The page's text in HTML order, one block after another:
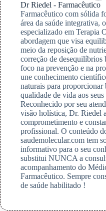
Dr Riedel - Farmacêutico
Farmacêutico com sólida
área da saúde integrativa,
especializado em Terapia
abordagem que visa
meio da reposição de
correção de
foco na prevenção e na
une conhecimento
naturais para proporcionar
qualidade de vida aos seus
Reconhecido por seu
visão holística, Dr. Riedel
comprometimento e
profissional. O conteúdo
saudemolecular.com tem
informativo para o seu
substitui NUNCA a
acompanhamento do
Farmacêutico. Sempre
de saúde habilitado !